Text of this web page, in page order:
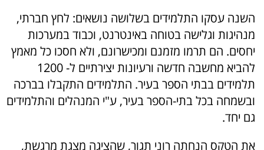
השנה עסקו התלמידים בשלושה נושאים: לחץ חברתי,
מנהיגות וגלישה בטוחה באינטרנט, וכבוד במערכות
יחסים. הם תרמו מזמנם ומכישרונם, ולא חסכו כל מאמץ
להביא מחשבה חדשה ורעיונות יצירתיים ל- 1200
תלמידים בבתי הספר בעיר. התלמידים התקבלו בברכה
ובשמחה בכל בתי-הספר בעיר, ע"י המנהלים והתלמידים
גם יחד.
את הטקס הנחתה רוני תגור, שהציגה מצגת מרגשת,